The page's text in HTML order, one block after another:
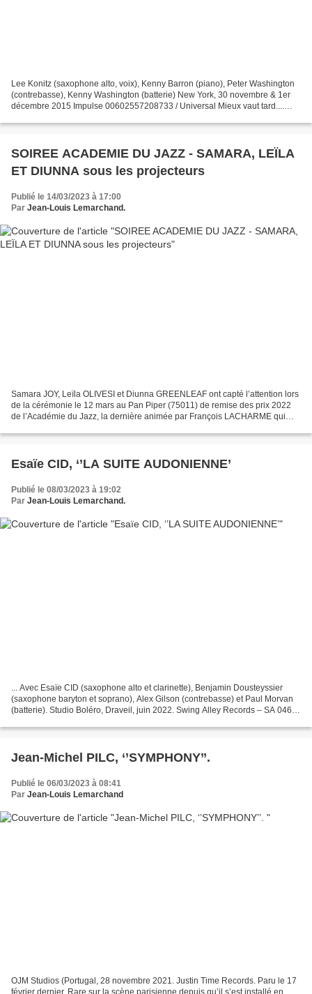
Lee Konitz (saxophone alto, voix), Kenny Barron (piano), Peter Washington
(contrebasse), Kenny Washington (batterie) New York, 30 novembre & 1er
décembre 2015 Impulse 00602557208733 / Universal Mieux vaut tard....
SOIREE ACADEMIE DU JAZZ - SAMARA, LEÏLA
ET DIUNNA sous les projecteurs
Publié le 14/03/2023 à 17:00
Par Jean-Louis Lemarchand.
Samara JOY, Leïla OLIVESI et Diunna GREENLEAF ont capté l’attention lors
de la cérémonie le 12 mars au Pan Piper (75011) de remise des prix 2022
de l’Académie du Jazz, la dernière animée par François LACHARME qui
Esaïe CID, ‘’LA SUITE AUDONIENNE’
Publié le 08/03/2023 à 19:02
Par Jean-Louis Lemarchand.
... Avec Esaïe CID (saxophone alto et clarinette), Benjamin Dousteyssier
(saxophone baryton et soprano), Alex Gilson (contrebasse) et Paul Morvan
(batterie). Studio Boléro, Draveil, juin 2022. Swing Alley Records – SA 046 /
Jean-Michel PILC, ‘’SYMPHONY’’.
Publié le 06/03/2023 à 08:41
Par Jean-Louis Lemarchand
OJM Studios (Portugal, 28 novembre 2021. Justin Time Records. Paru le 17
février dernier. Rare sur la scène parisienne depuis qu’il s’est installé en